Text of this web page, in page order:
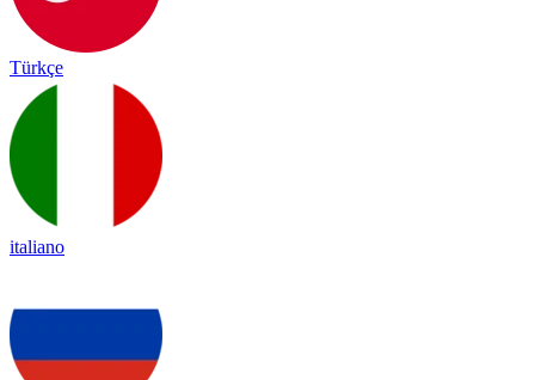
Türkçe
italiano